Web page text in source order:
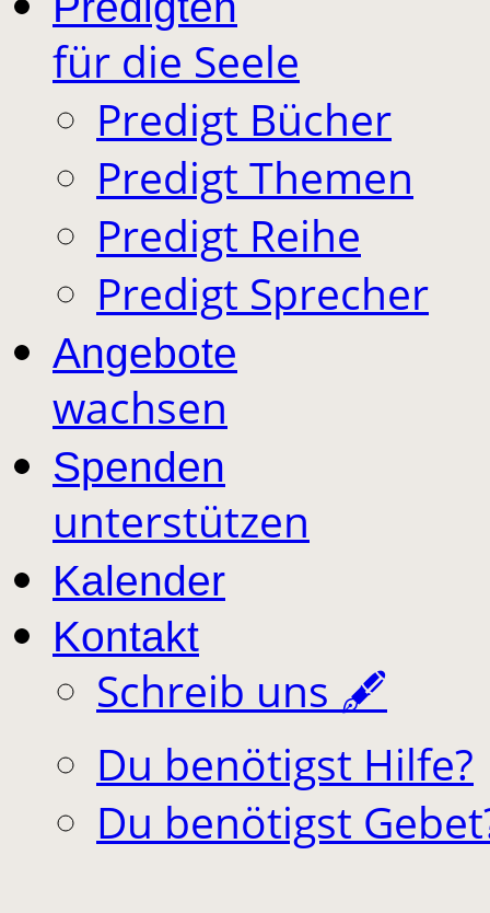
für die Seele
Predigt Bücher
Predigt Themen
Predigt Reihe
Predigt Sprecher
Angebote
wachsen
Spenden
unterstützen
Kalender
Kontakt
Schreib uns 🖋️
Du benötigst Hilfe?
Du benötigst